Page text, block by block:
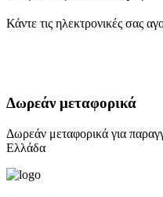
Κάντε τις ηλεκτρονικές σας
Δωρεάν μεταφορικά
Δωρεάν μεταφορικά για
Ελλάδα